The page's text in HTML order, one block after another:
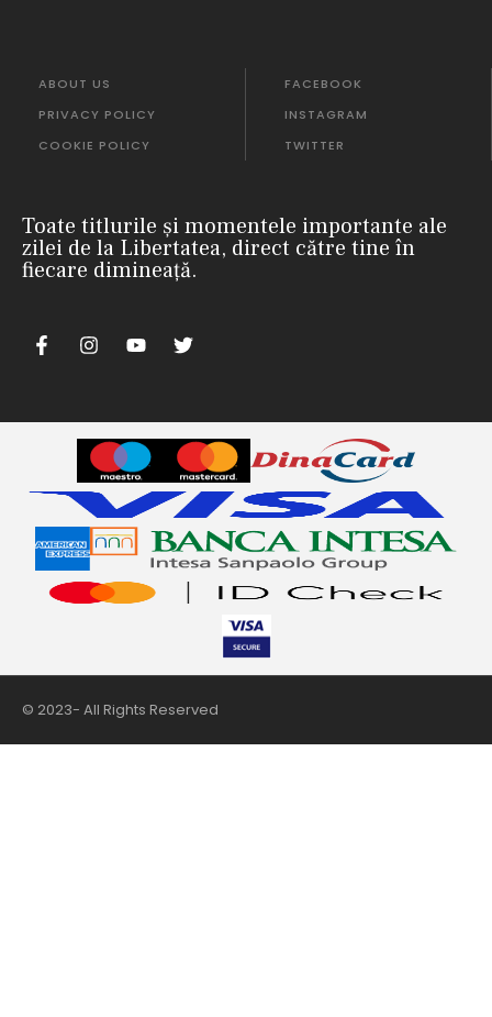
ABOUT US
PRIVACY POLICY
COOKIE POLICY
FACEBOOK
INSTAGRAM
TWITTER
Toate titlurile și momentele importante ale
zilei de la Libertatea, direct către tine în
fiecare dimineață.
© 2023- All Rights Reserved